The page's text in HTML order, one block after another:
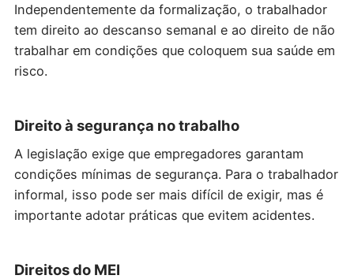
Independentemente da formalização, o trabalhador
tem direito ao descanso semanal e ao direito de não
trabalhar em condições que coloquem sua saúde em
risco.
Direito à segurança no trabalho
A legislação exige que empregadores garantam
condições mínimas de segurança. Para o trabalhador
informal, isso pode ser mais difícil de exigir, mas é
importante adotar práticas que evitem acidentes.
Direitos do MEI